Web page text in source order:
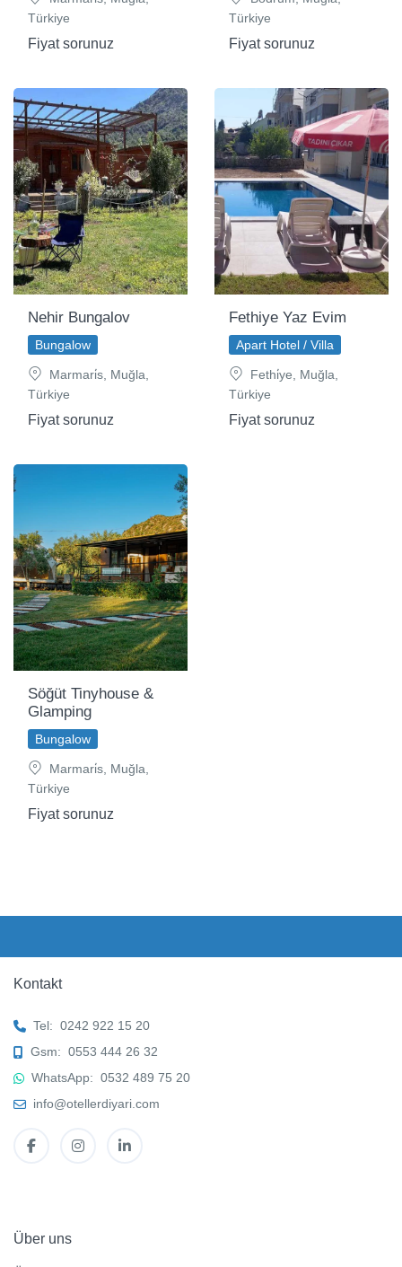
Türkiye
Fiyat sorunuz
Türkiye
Fiyat sorunuz
Nehir Bungalov
Bungalow
Marmari̇s, Muğla,
Türkiye
Fiyat sorunuz
Fethiye Yaz Evim
Apart Hotel / Villa
Fethi̇ye, Muğla,
Türkiye
Fiyat sorunuz
Söğüt Tinyhouse &
Glamping
Bungalow
Marmari̇s, Muğla,
Türkiye
Fiyat sorunuz
Kontakt
Tel: 0242 922 15 20
Gsm: 0553 444 26 32
WhatsApp: 0532 489 75 20
info@otellerdiyari.com
Über uns